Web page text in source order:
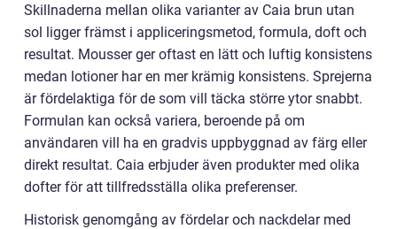
Skillnaderna mellan olika varianter av Caia brun utan
sol ligger främst i appliceringsmetod, formula, doft och
resultat. Mousser ger oftast en lätt och luftig konsistens
medan lotioner har en mer krämig konsistens. Sprejerna
är fördelaktiga för de som vill täcka större ytor snabbt.
Formulan kan också variera, beroende på om
användaren vill ha en gradvis uppbyggnad av färg eller
direkt resultat. Caia erbjuder även produkter med olika
dofter för att tillfredsställa olika preferenser.
Historisk genomgång av fördelar och nackdelar med